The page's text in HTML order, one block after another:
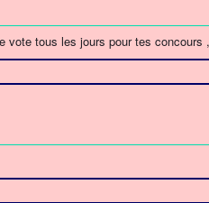
tous les jours pour tes